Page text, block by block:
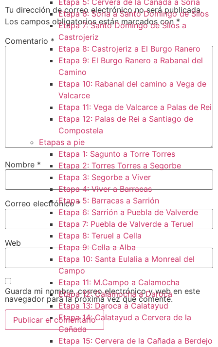
Etapa 5: Cervera de la Cañada a Soria
Etapa 6: Soria a Santo Domingo de Silos
Etapa 7: Santo Domingo de Silos a
Castrojeriz
Etapa 8: Castrojeriz a El Burgo Ranero
Etapa 9: El Burgo Ranero a Rabanal del
Camino
Etapa 10: Rabanal del camino a Vega de
Valcarce
Etapa 11: Vega de Valcarce a Palas de Rei
Etapa 12: Palas de Rei a Santiago de
Compostela
Etapas a pie
Etapa 1: Sagunto a Torre Torres
Etapa 2: Torres Torres a Segorbe
Etapa 3: Segorbe a Viver
Etapa 4: Viver a Barracas
Etapa 5: Barracas a Sarrión
Etapa 6: Sarrión a Puebla de Valverde
Etapa 7: Puebla de Valverde a Teruel
Etapa 8: Teruel a Cella
Etapa 9: Cella a Alba
Etapa 10: Santa Eulalia a Monreal del
Campo​
Etapa 11: M.Campo a Calamocha​
Etapa 12: Calamocha a Daroca ​
Etapa 13: Daroca a Calatayud
Etapa 14: Calatayud a Cervera de la
Cañada​
Etapa 15: Cervera de la Cañada a Berdejo
Tu dirección de correo electrónico no será publicada.
Los campos obligatorios están marcados con *
Comentario *
Nombre *
Correo electrónico*
Web
Guarda mi nombre, correo electrónico y web en este
navegador para la próxima vez que comente.